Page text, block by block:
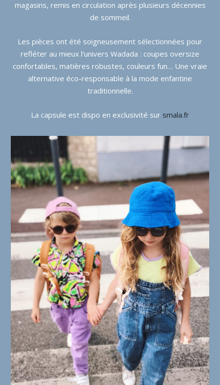
magasins, remis en circulation après plusieurs décennies
de sommeil.
Les pièces ont été soigneusement sélectionnées pour
refléter au mieux l’univers Wadada : coupes oversize
confortables, matières robustes, couleurs fun… Une vraie
alternative éco-responsable à la mode enfantine
traditionnelle.
La capsule est dispo en exclusivité sur smala.fr